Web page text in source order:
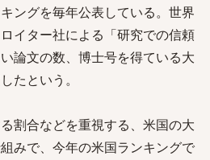
ングを毎年公表している。世界
イター社による「研究での信頼
論文の数、博士号を得ている大
たという。
割合などを重視する、米国の大
みで、今年の米国ランキングで